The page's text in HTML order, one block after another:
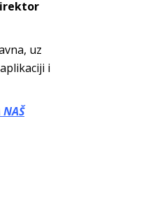
uz
i
NAŠ